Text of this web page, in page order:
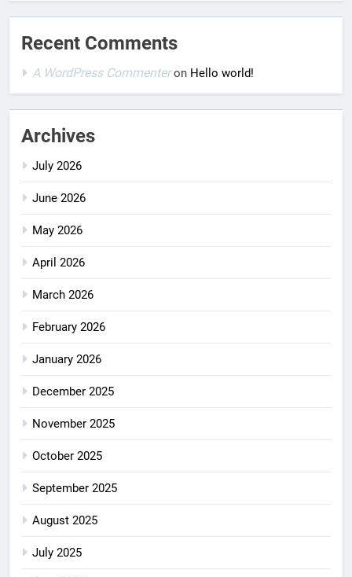
Recent Comments
A WordPress Commenteron Hello world!
Archives
July 2026
June 2026
May 2026
April 2026
March 2026
February 2026
January 2026
December 2025
November 2025
October 2025
September 2025
August 2025
July 2025